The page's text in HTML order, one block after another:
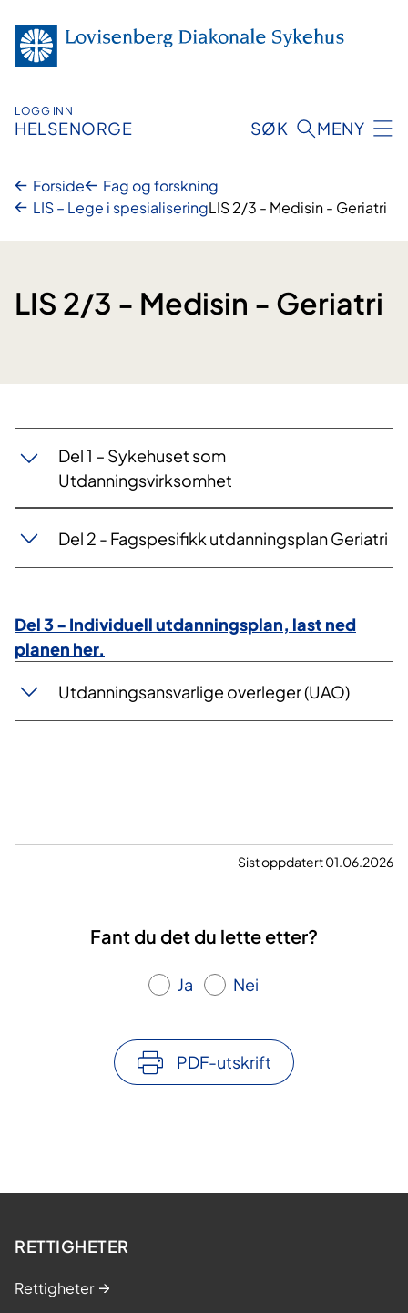
innhold
LOGG INN
HELSENORGE SØK MENY
Forside
Fag og forskning
LIS – Lege i spesialiseringLIS 2/3 - Medisin - Geriatri
LIS 2/3 - Medisin - Geriatri
Del 1 – Sykehuset som
Utdanningsvirksomhet
Del 2 - Fagspesifikk utdanningsplan Geriatri
Del 3 - Individuell utdanningsplan, last ned
planen her.
Utdanningsansvarlige overleger (UAO)
Sist oppdatert 01.06.2026
Fant du det du lette etter?
Ja Nei
PDF-utskrift
RETTIGHETER
Rettigheter